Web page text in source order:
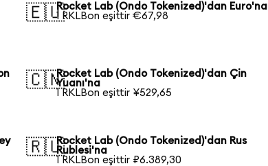
🇪🇺Rocket Lab (Ondo Tokenized)'dan Euro'na
1 RKLBon eşittir €67,98
🇨🇳Rocket Lab (Ondo Tokenized)'dan Çin
Yuanı'na
1 RKLBon eşittir ¥529,65
🇷🇺Rocket Lab (Ondo Tokenized)'dan Rus
Rublesi'na
1 RKLBon eşittir ₽6.389,30